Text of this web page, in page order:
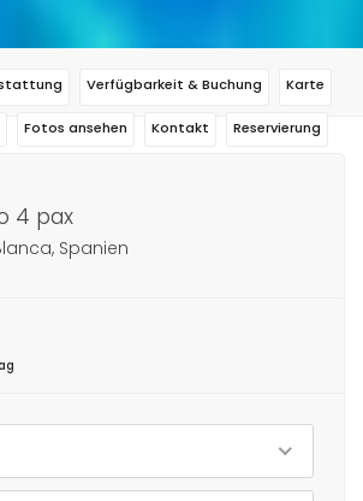
Verfügbarkeit & Buchung Karte
Fotos ansehen Kontakt Reservierung
4 pax
Spanien